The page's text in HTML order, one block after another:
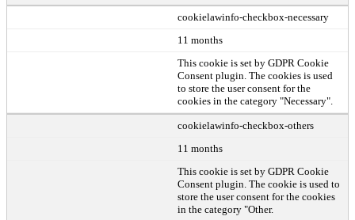
cookielawinfo-checkbox-necessary
11 months
This cookie is set by GDPR Cookie
Consent plugin. The cookies is used
to store the user consent for the
cookies in the category "Necessary".
cookielawinfo-checkbox-others
11 months
This cookie is set by GDPR Cookie
Consent plugin. The cookie is used to
store the user consent for the cookies
in the category "Other.